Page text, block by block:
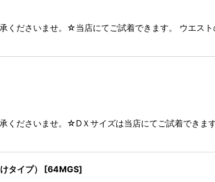
ださいませ。☆当店にてご試着できます。 ウエス
ださいませ。☆DＸサイズは当店にてご試着できま
タイプ） [64MGS]